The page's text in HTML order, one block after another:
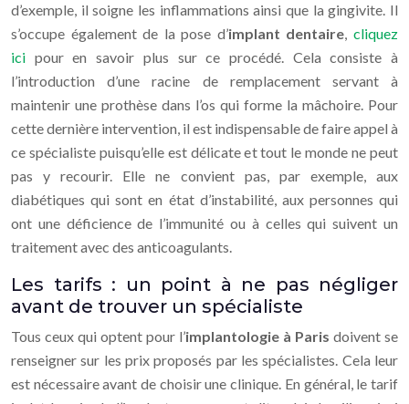
d’exemple, il soigne les inflammations ainsi que la gingivite. Il
s’occupe également de la pose d’implant dentaire,cliquez
ici pour en savoir plus sur ce procédé. Cela consiste à
l’introduction d’une racine de remplacement servant à
maintenir une prothèse dans l’os qui forme la mâchoire. Pour
cette dernière intervention, il est indispensable de faire appel à
ce spécialiste puisqu’elle est délicate et tout le monde ne peut
pas y recourir. Elle ne convient pas, par exemple, aux
diabétiques qui sont en état d’instabilité, aux personnes qui
ont une déficience de l’immunité ou à celles qui suivent un
traitement avec des anticoagulants.
Les tarifs : un point à ne pas négliger
avant de trouver un spécialiste
Tous ceux qui optent pour l’implantologie à Paris doivent se
renseigner sur les prix proposés par les spécialistes. Cela leur
est nécessaire avant de choisir une clinique. En général, le tarif